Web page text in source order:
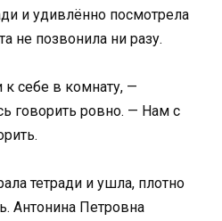
и удивлённо посмотрела
не позвонила ни разу.
себе в комнату, —
говорить ровно. — Нам с
тетради и ушла, плотно
Антонина Петровна